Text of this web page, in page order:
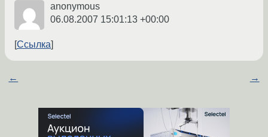
anonymous
06.08.2007 15:01:13 +00:00
Ссылка
← →